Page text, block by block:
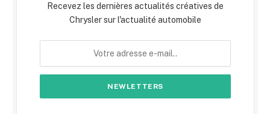
Recevez les dernières actualités créatives de
Chrysler sur l'actualité automobile